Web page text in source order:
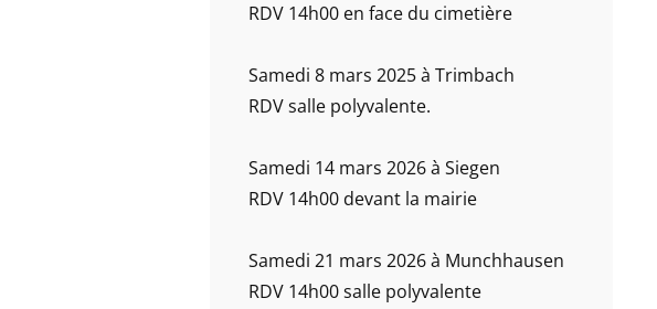
RDV 14h00 en face du cimetière
Samedi 8 mars 2025 à Trimbach
RDV salle polyvalente.
Samedi 14 mars 2026 à Siegen
RDV 14h00 devant la mairie
Samedi 21 mars 2026 à Munchhausen
RDV 14h00 salle polyvalente